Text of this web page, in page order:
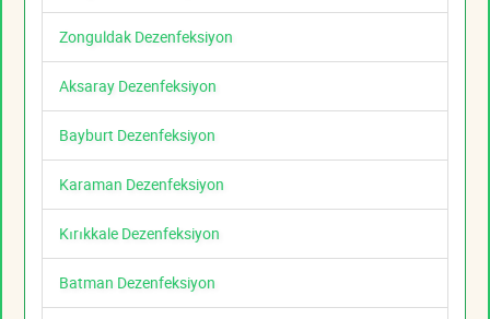
Zonguldak Dezenfeksiyon
Aksaray Dezenfeksiyon
Bayburt Dezenfeksiyon
Karaman Dezenfeksiyon
Kırıkkale Dezenfeksiyon
Batman Dezenfeksiyon